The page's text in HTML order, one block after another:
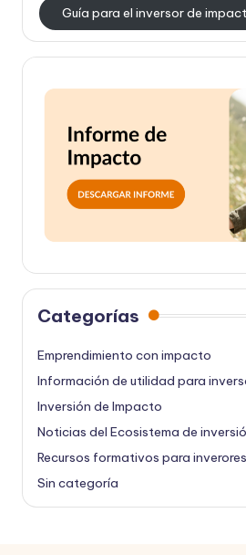
Guía para el inversor de
Categorías
Emprendimiento con impacto
Información de utilidad para
Inversión de Impacto
Noticias del Ecosistema de
Recursos formativos para
Sin categoría